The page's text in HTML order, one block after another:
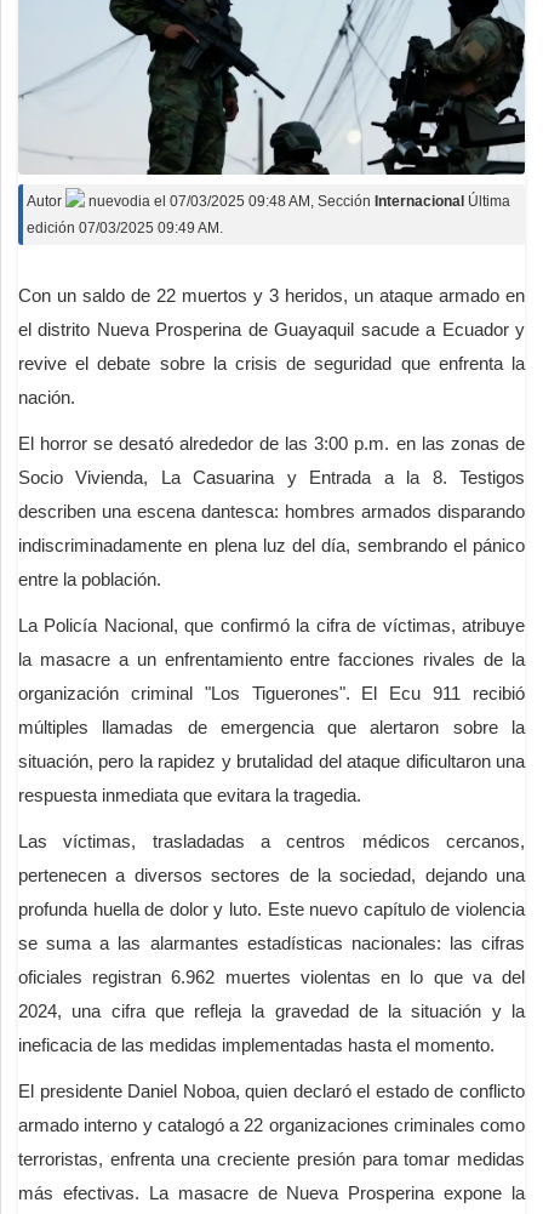
Autor nuevodia el 07/03/2025 09:48 AM , Sección Internacional Última
edición 07/03/2025 09:49 AM.
Con un saldo de 22 muertos y 3 heridos, un ataque armado en
el distrito Nueva Prosperina de Guayaquil sacude a Ecuador y
revive el debate sobre la crisis de seguridad que enfrenta la
nación.
El horror se desató alrededor de las 3:00 p.m. en las zonas de
Socio Vivienda, La Casuarina y Entrada a la 8. Testigos
describen una escena dantesca: hombres armados disparando
indiscriminadamente en plena luz del día, sembrando el pánico
entre la población.
La Policía Nacional, que confirmó la cifra de víctimas, atribuye
la masacre a un enfrentamiento entre facciones rivales de la
organización criminal "Los Tiguerones". El Ecu 911 recibió
múltiples llamadas de emergencia que alertaron sobre la
situación, pero la rapidez y brutalidad del ataque dificultaron una
respuesta inmediata que evitara la tragedia.
Las víctimas, trasladadas a centros médicos cercanos,
pertenecen a diversos sectores de la sociedad, dejando una
profunda huella de dolor y luto. Este nuevo capítulo de violencia
se suma a las alarmantes estadísticas nacionales: las cifras
oficiales registran 6.962 muertes violentas en lo que va del
2024, una cifra que refleja la gravedad de la situación y la
ineficacia de las medidas implementadas hasta el momento.
El presidente Daniel Noboa, quien declaró el estado de conflicto
armado interno y catalogó a 22 organizaciones criminales como
terroristas, enfrenta una creciente presión para tomar medidas
más efectivas. La masacre de Nueva Prosperina expone la